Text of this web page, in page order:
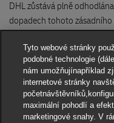
DHL zůstává plně
dopadech tohoto
Tyto webové stránky
podobné technologie
nám umožňujínapříklad
internetové stránky
maximální pohodlí a
marketingové snahy. V